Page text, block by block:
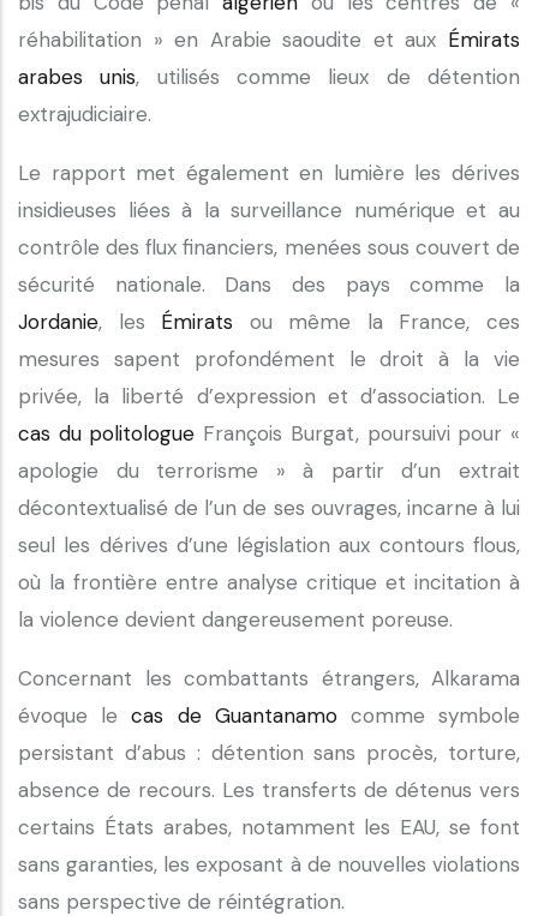
réhabilitation » en Arabie saoudite et aux Émirats
arabes unis, utilisés comme lieux de détention
extrajudiciaire.
Le rapport met également en lumière les dérives
insidieuses liées à la surveillance numérique et au
contrôle des flux financiers, menées sous couvert de
sécurité nationale. Dans des pays comme la
Jordanie, les Émirats ou même la France, ces
mesures sapent profondément le droit à la vie
privée, la liberté d’expression et d’association. Le
cas du politologue François Burgat, poursuivi pour «
apologie du terrorisme » à partir d’un extrait
décontextualisé de l’un de ses ouvrages, incarne à lui
seul les dérives d’une législation aux contours flous,
où la frontière entre analyse critique et incitation à
la violence devient dangereusement poreuse.
Concernant les combattants étrangers, Alkarama
évoque lecas de Guantanamocomme symbole
persistant d’abus : détention sans procès, torture,
absence de recours. Les transferts de détenus vers
certains États arabes, notamment les EAU, se font
sans garanties, les exposant à de nouvelles violations
sans perspective de réintégration.